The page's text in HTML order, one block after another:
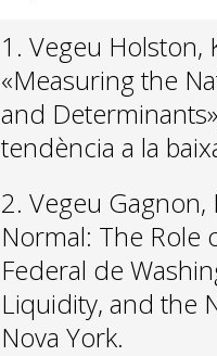
1. Vegeu Holston,
«Measuring the
and
tendència a la
2. Vegeu Gagnon,
Normal: The Role
Federal de
Liquidity, and the
Nova York.